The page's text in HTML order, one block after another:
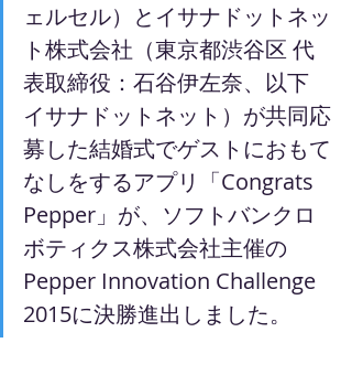
ェルセル）とイサナドットネッ
ト株式会社（東京都渋谷区 代
表取締役：石谷伊左奈、以下
イサナドットネット）が共同応
募した結婚式でゲストにおもて
なしをするアプリ「Congrats
Pepper」が、ソフトバンクロ
ボティクス株式会社主催の
Pepper Innovation Challenge
2015に決勝進出しました。